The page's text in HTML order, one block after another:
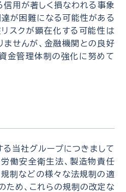
用が著しく損なわれる事象
が困難になる可能性がある
スクが顕在化する可能性は
せんが、金融機関との良好
金管理体制の強化に努めて
当社グループにつきまして
働安全衛生法、製造物責任
制などの様々な法規制の適
ため、これらの規制の改定な